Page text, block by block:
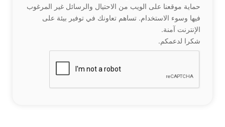
حماية موقعنا على الويب من الاحتيال والرسائل غير المرغوب
فيها وسوء الاستخدام. تساهم تعاونك في توفير بيئة على
الإنترنت آمنة.
شكرا لدعمكم.